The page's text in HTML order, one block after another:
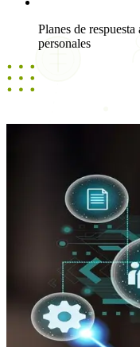
Planes de
personales